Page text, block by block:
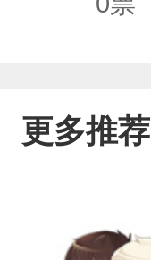
更多推荐